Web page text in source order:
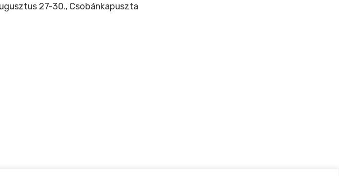
27-30., Csobánkapuszta